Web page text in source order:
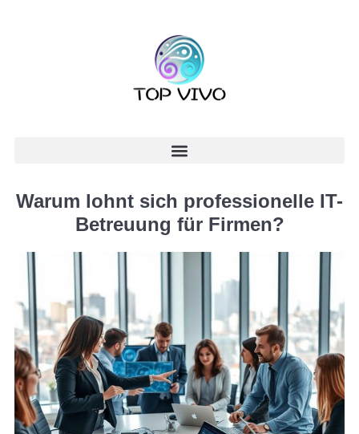
Warum lohnt sich professionelle IT-
Betreuung für Firmen?